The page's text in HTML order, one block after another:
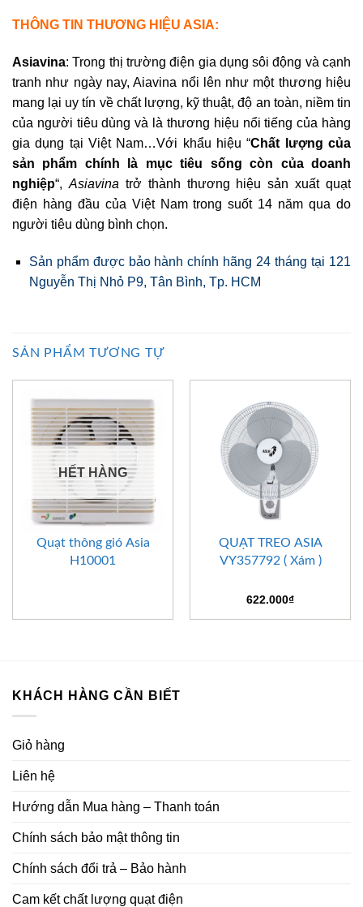
THÔNG TIN THƯƠNG HIỆU ASIA:
Asiavina: Trong thị trường điện gia dụng sôi động và cạnh
tranh như ngày nay, Aiavina nổi lên như một thương hiệu
mang lại uy tín về chất lượng, kỹ thuật, độ an toàn, niềm tin
của người tiêu dùng và là thương hiệu nổi tiếng của hàng
gia dụng tại Việt Nam…Với khẩu hiệu “Chất lượng của
sản phẩm chính là mục tiêu sống còn của doanh
nghiệp“, Asiavina trở thành thương hiệu sản xuất quạt
điện hàng đầu của Việt Nam trong suốt 14 năm qua do
người tiêu dùng bình chọn.
Sản phẩm được bảo hành chính hãng 24 tháng tại 121
Nguyễn Thị Nhỏ P9, Tân Bình, Tp. HCM
SẢN PHẨM TƯƠNG TỰ
HẾT HÀNG
Quạt thông gió Asia
H10001
QUẠT TREO ASIA
VY357792 ( Xám )
622.000₫
KHÁCH HÀNG CẦN BIẾT
Giỏ hàng
Liên hệ
Hướng dẫn Mua hàng – Thanh toán
Chính sách bảo mật thông tin
Chính sách đổi trả – Bảo hành
Cam kết chất lượng quạt điện